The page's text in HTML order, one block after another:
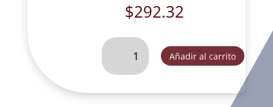
$292.32
SAN
CARPINTERO
CM
Añadir al carrito